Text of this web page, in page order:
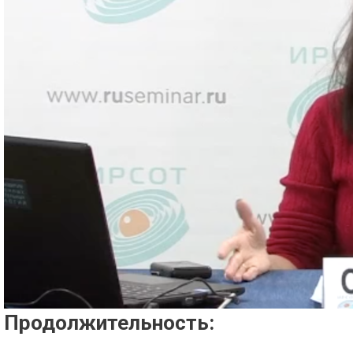
Продолжительность: